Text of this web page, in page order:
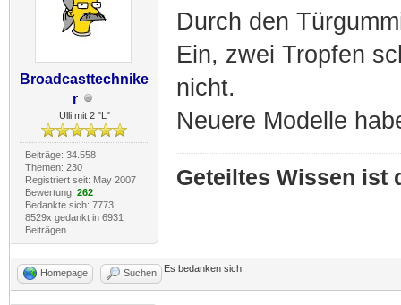
Broadcasttechnike
r
Ulli mit 2 "L"
Beiträge: 34.558
Themen: 230
Registriert seit: May 2007
Bewertung: 262
Bedankte sich: 7773
8529x gedankt in 6931
Beiträgen
Durch den
Ein, zwei Tropfen
nicht.
Neuere Modelle
Geteiltes Wissen ist
Homepage Suchen Es bedanken sich: